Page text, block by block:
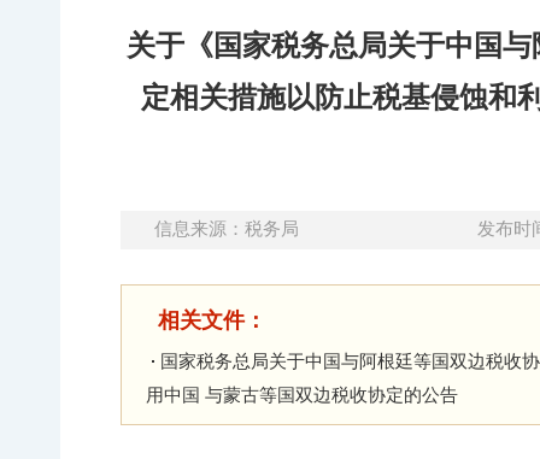
关于《国家税务总局关于中国
定相关措施以防止税基侵蚀和
信息来源：税务局 发布时
相关文件：
国家税务总局关于中国与阿根廷等国双边税收
用中国 与蒙古等国双边税收协定的公告